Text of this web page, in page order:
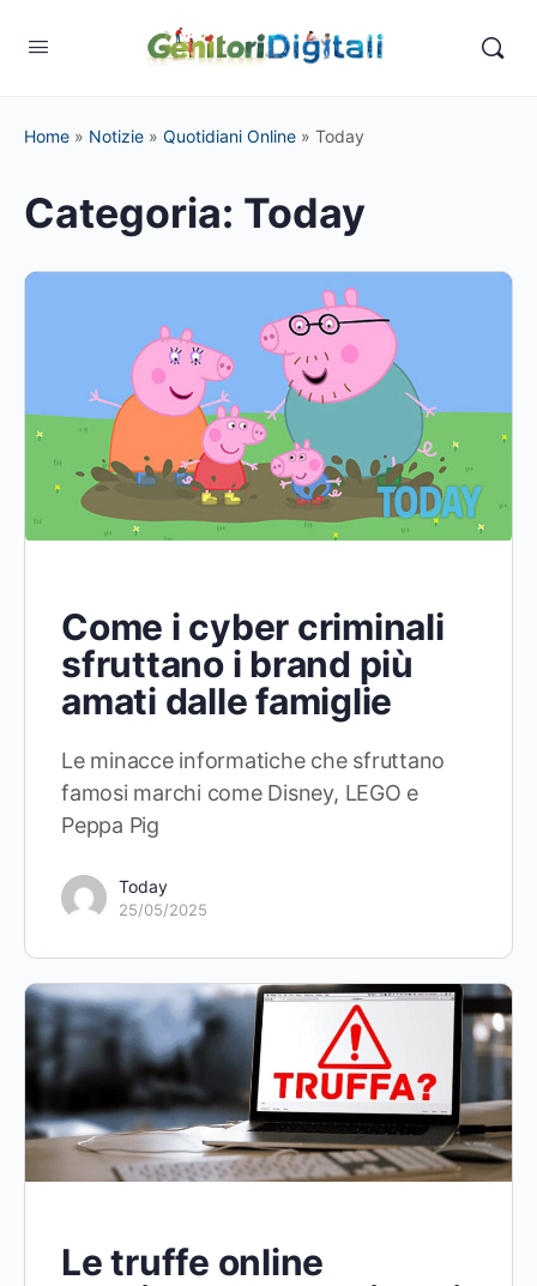
Home » Notizie » Quotidiani Online » Today
Categoria: Today
Come i cyber criminali
sfruttano i brand più
amati dalle famiglie
Le minacce informatiche che sfruttano
famosi marchi come Disney, LEGO e
Peppa Pig
Today
25/05/2025
Le truffe online